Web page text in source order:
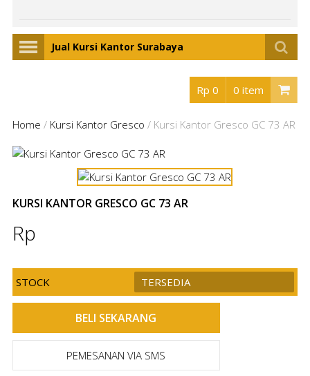
Jual Kursi Kantor Surabaya
Rp 0 0 item
Home / Kursi Kantor Gresco / Kursi Kantor Gresco GC 73 AR
KURSI KANTOR GRESCO GC 73 AR
Rp
STOCK TERSEDIA
PEMESANAN VIA SMS